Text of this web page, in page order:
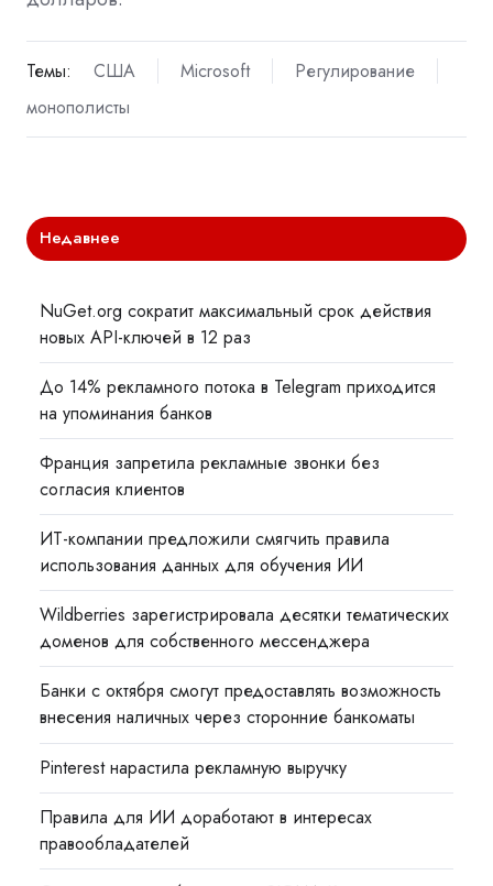
Темы: США Microsoft
Регулирование
монополисты
Недавнее
NuGet.org сократит максимальный срок действия
новых API-ключей в 12 раз
До 14% рекламного потока в Telegram приходится
на упоминания банков
Франция запретила рекламные звонки без
согласия клиентов
ИТ-компании предложили смягчить правила
использования данных для обучения ИИ
Wildberries зарегистрировала десятки тематических
доменов для собственного мессенджера
Банки с октября смогут предоставлять возможность
внесения наличных через сторонние банкоматы
Pinterest нарастила рекламную выручку
Правила для ИИ доработают в интересах
правообладателей